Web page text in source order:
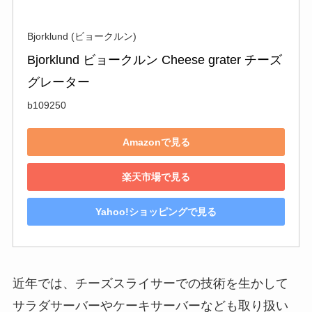
Bjorklund (ビョークルン)
Bjorklund ビョークルン Cheese grater チーズ
グレーター
b109250
Amazonで見る
楽天市場で見る
Yahoo!ショッピングで見る
近年では、チーズスライサーでの技術を生かして
サラダサーバーやケーキサーバーなども取り扱い